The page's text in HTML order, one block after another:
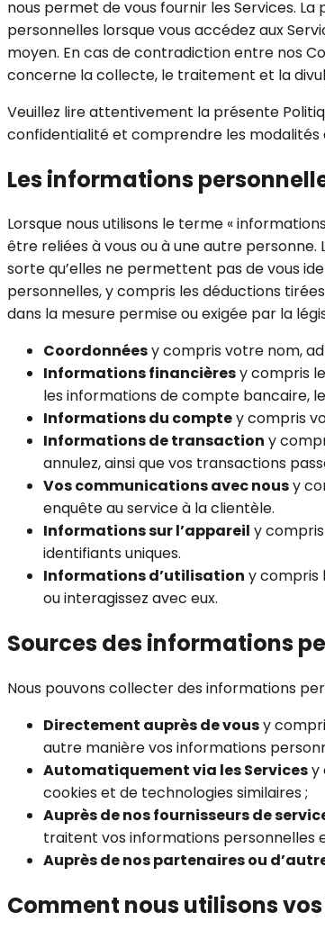
nous permet de vous fournir les Services.
personnelles lorsque vous accédez aux
moyen. En cas de contradiction entre nos
concerne la collecte, le traitement et la
Veuillez lire attentivement la présente
confidentialité et comprendre les modalités
Les informations
Lorsque nous utilisons le terme «
être reliées à vous ou à une autre
sorte qu’elles ne permettent pas de vous
personnelles, y compris les déductions
dans la mesure permise ou exigée par la
Coordonnéesy compris votre nom,
Informations financièresy compris
les informations de compte bancaire,
Informations du comptey compris
Informations de transaction y
annulez, ainsi que vos transactions
Vos communications avec nousy
enquête au service à la clientèle.
Informations sur l’appareil y
identifiants uniques.
Informations d’utilisation y compris
ou interagissez avec eux.
Sources des informations
Nous pouvons collecter des informations
Directement auprès de vousy
autre manière vos informations
Automatiquement via les Servicesy
cookies et de technologies similaires ;
Auprès de nos fournisseurs de
traitent vos informations personnelles
Auprès de nos partenaires ou
Comment nous utilisons